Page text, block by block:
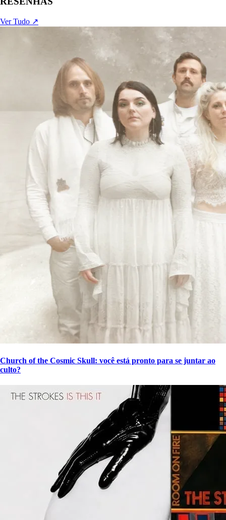
Ver Tudo ↗
Church of the Cosmic Skull: você está pronto para se juntar ao
culto?